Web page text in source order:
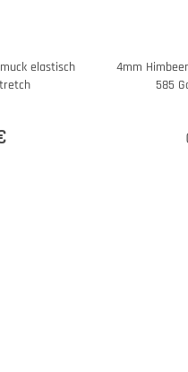
elastisch
4mm
585